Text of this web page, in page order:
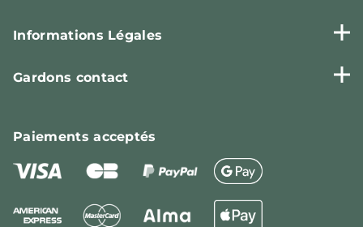
Informations Légales
Gardons contact
Paiementsacceptés